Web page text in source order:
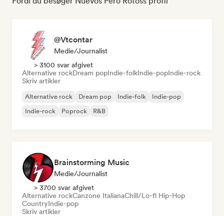
@Vtcontar
Medie/journalist
> 3100 svar afgivet
Alternative rockDream popIndie-folkIndie-popIndie-rock
Skriv artikler
Alternative rock Dream pop Indie-folk
Indie-pop
Indie-rock
Poprock R&B
Brainstorming Music
Medie/journalist
> 3700 svar afgivet
Alternative rockCanzone ItalianaChill/Lo-fi Hip-Hop
CountryIndie-pop
Skriv artikler